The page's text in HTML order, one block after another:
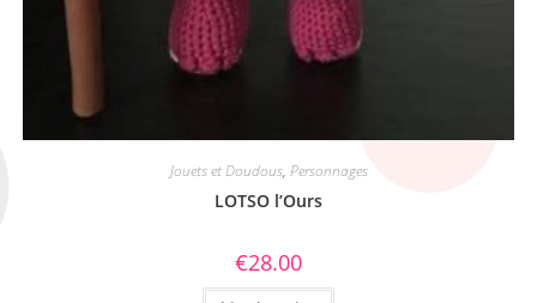
Jouets et Doudous, Personnages
LOTSO l’Ours
€28.00